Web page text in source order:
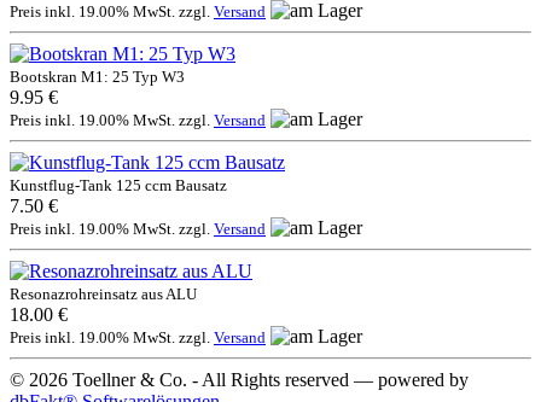
Preis inkl. 19.00% MwSt. zzgl. Versand
Bootskran M1: 25 Typ W3
9.95 €
Preis inkl. 19.00% MwSt. zzgl. Versand
Kunstflug-Tank 125 ccm Bausatz
7.50 €
Preis inkl. 19.00% MwSt. zzgl. Versand
Resonazrohreinsatz aus ALU
18.00 €
Preis inkl. 19.00% MwSt. zzgl. Versand
© 2026 Toellner & Co. - All Rights reserved — powered by